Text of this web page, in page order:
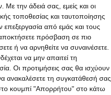
Με την άδειά σας, εμείς και οι
τοποθεσίας και ταυτοποίησης
από εμάς και τους
πρόσβαση σε πιο
ή να αρνηθείτε να συναινέσετε.
να μην απαιτεί τη
Οι προτιμήσεις σας θα ισχύουν
ανακαλέσετε τη συγκατάθεσή σας
κουμπί "Απορρήτου" στο κάτω